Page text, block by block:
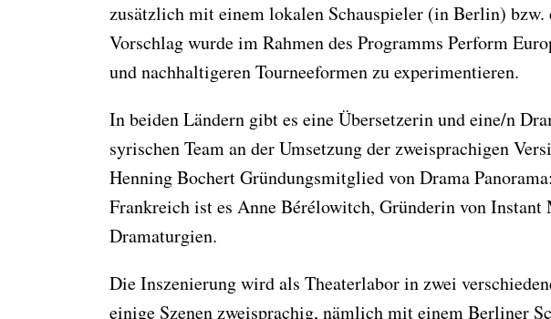
zusätzlich mit einem lokalen Schauspieler (in Berlin)
Vorschlag wurde im Rahmen des Programms Perform
und nachhaltigeren Tourneeformen zu experimentieren.
In beiden Ländern gibt es eine Übersetzerin und eine/n
syrischen Team an der Umsetzung der zweisprachigen
Henning Bochert Gründungsmitglied von Drama
Frankreich ist es Anne Bérélowitch, Gründerin von
Dramaturgien.
Die Inszenierung wird als Theaterlabor in zwei
einige Szenen zweisprachig, nämlich mit einem Berliner